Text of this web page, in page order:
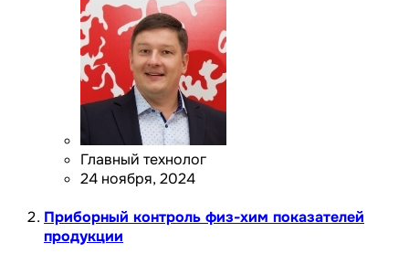
Главный технолог
24 ноября, 2024
Приборный контроль физ-хим показателей
продукции